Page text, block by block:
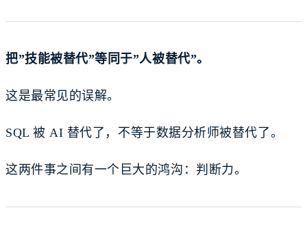
把”技能被替代”等同于”人被替代”。
这是最常见的误解。
SQL 被 AI 替代了，不等于数据分析师被替代了。
这两件事之间有一个巨大的鸿沟：判断力。